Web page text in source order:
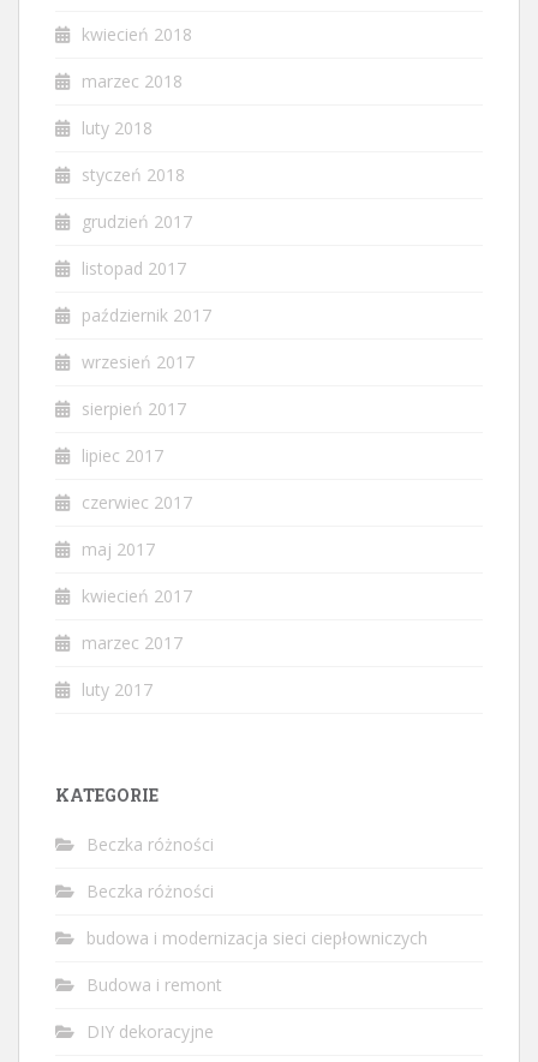
kwiecień 2018
marzec 2018
luty 2018
styczeń 2018
grudzień 2017
listopad 2017
październik 2017
wrzesień 2017
sierpień 2017
lipiec 2017
czerwiec 2017
maj 2017
kwiecień 2017
marzec 2017
luty 2017
KATEGORIE
Beczka różności
Beczka różności
budowa i modernizacja sieci ciepłowniczych
Budowa i remont
DIY dekoracyjne